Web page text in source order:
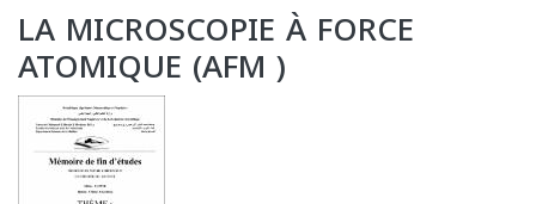
LA MICROSCOPIE À FORCE
ATOMIQUE (AFM )